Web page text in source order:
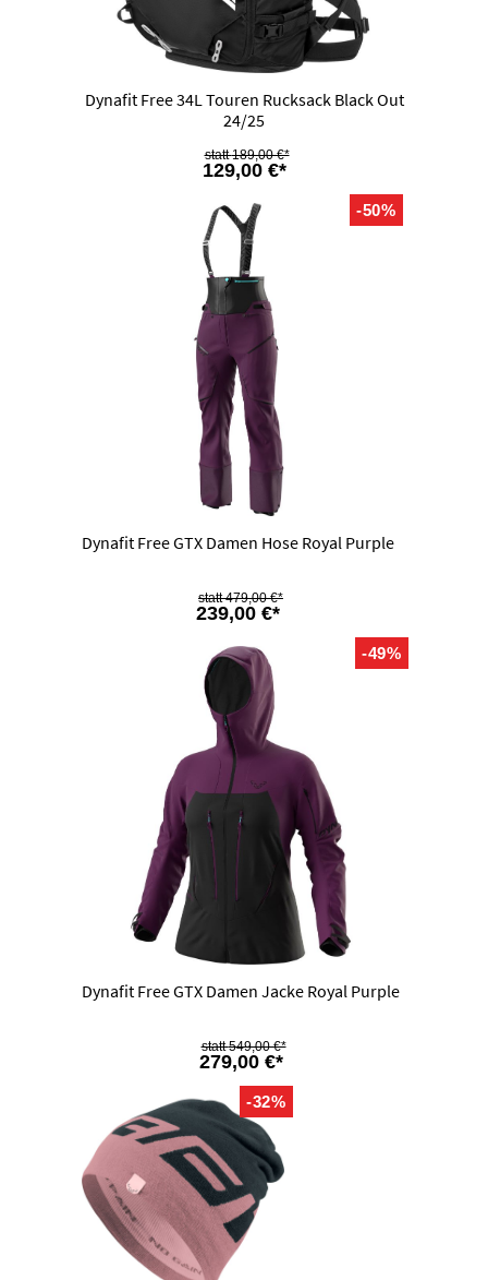
Dynafit Free 34L Touren Rucksack Black Out
24/25
129,00 €*
189,00 €*
-50%
Dynafit Free GTX Damen Hose Royal Purple
239,00 €*
479,00 €*
-49%
Dynafit Free GTX Damen Jacke Royal Purple
279,00 €*
549,00 €*
-32%